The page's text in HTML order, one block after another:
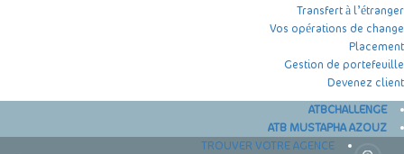
Transfert à l’étranger
Vos opérations de change
Placement
Gestion de portefeuille
Devenez client
ATBCHALLENGE
ATB MUSTAPHA AZOUZ
TROUVER VOTRE AGENCE